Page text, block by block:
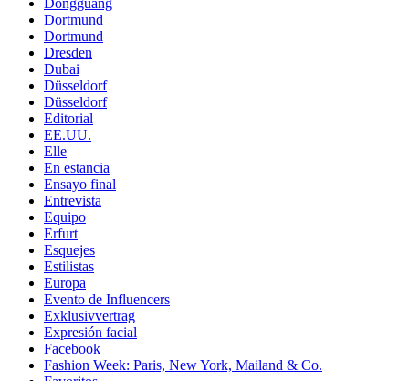
Dongguang
Dortmund
Dortmund
Dresden
Dubai
Düsseldorf
Düsseldorf
Editorial
EE.UU.
Elle
En estancia
Ensayo final
Entrevista
Equipo
Erfurt
Esquejes
Estilistas
Europa
Evento de Influencers
Exklusivvertrag
Expresión facial
Facebook
Fashion Week: Paris, New York, Mailand & Co.